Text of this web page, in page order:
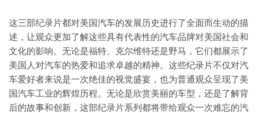
这三部纪录片都对美国汽车的发展历史进行了全面而生动的描
述，让观众更加了解这些具有代表性的汽车品牌对美国社会和
文化的影响。无论是福特、克尔维特还是野马，它们都展示了
美国人对汽车的热爱和追求卓越的精神。这些纪录片不仅对汽
车爱好者来说是一次绝佳的视觉盛宴，也为普通观众呈现了美
国汽车工业的辉煌历程。无论是欣赏美丽的车型，还是了解背
后的故事和创新，这部纪录片系列都将带给观众一次难忘的汽